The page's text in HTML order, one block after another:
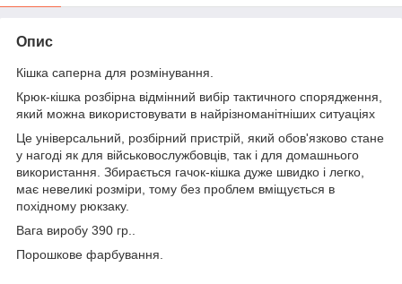
Опис
Кішка саперна для розмінування.
Крюк-кішка розбірна відмінний вибір тактичного спорядження,
який можна використовувати в найрізноманітніших ситуаціях
Це універсальний, розбірний пристрій, який обов'язково стане
у нагоді як для військовослужбовців, так і для домашнього
використання. Збирається гачок-кішка дуже швидко і легко,
має невеликі розміри, тому без проблем вміщується в
похідному рюкзаку.
Вага виробу 390 гр..
Порошкове фарбування.